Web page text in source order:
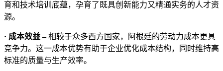
育和技术培训底蕴，孕育了既具创新能力又精通实务的人才资
源。
· 成本效益 –相较于众多西方国家，阿根廷的劳动力成本更具
竞争力。这一成本优势有助于企业优化成本结构，同时维持高
标准的质量与生产效率。